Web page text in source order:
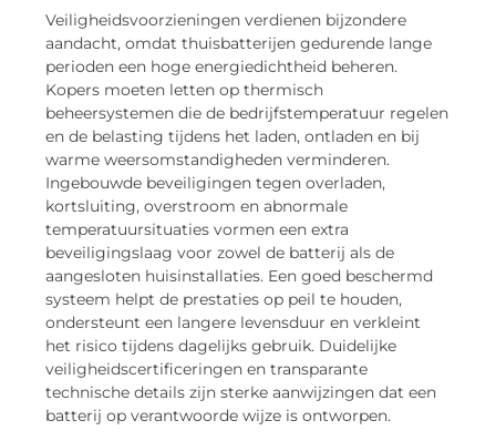
Veiligheidsvoorzieningen verdienen bijzondere
aandacht, omdat thuisbatterijen gedurende lange
perioden een hoge energiedichtheid beheren.
Kopers moeten letten op thermisch
beheersystemen die de bedrijfstemperatuur regelen
en de belasting tijdens het laden, ontladen en bij
warme weersomstandigheden verminderen.
Ingebouwde beveiligingen tegen overladen,
kortsluiting, overstroom en abnormale
temperatuursituaties vormen een extra
beveiligingslaag voor zowel de batterij als de
aangesloten huisinstallaties. Een goed beschermd
systeem helpt de prestaties op peil te houden,
ondersteunt een langere levensduur en verkleint
het risico tijdens dagelijks gebruik. Duidelijke
veiligheidscertificeringen en transparante
technische details zijn sterke aanwijzingen dat een
batterij op verantwoorde wijze is ontworpen.